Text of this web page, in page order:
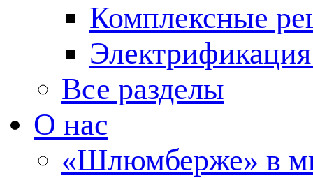
Комплексные
Все разделы
О нас
«Шлюмберже» в